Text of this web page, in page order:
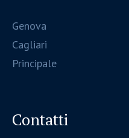
Genova
Cagliari
Principale
Contatti